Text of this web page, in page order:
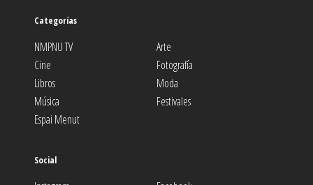
Categorías
NMPNU TV
Arte
Cine
Fotografía
Libros
Moda
Música
Festivales
Espai Menut
Social